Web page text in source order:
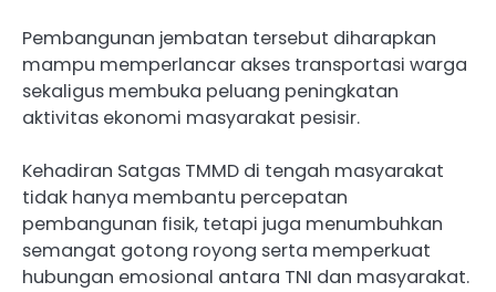
Pembangunan jembatan tersebut diharapkan
mampu memperlancar akses transportasi warga
sekaligus membuka peluang peningkatan
aktivitas ekonomi masyarakat pesisir.
Kehadiran Satgas TMMD di tengah masyarakat
tidak hanya membantu percepatan
pembangunan fisik, tetapi juga menumbuhkan
semangat gotong royong serta memperkuat
hubungan emosional antara TNI dan masyarakat.